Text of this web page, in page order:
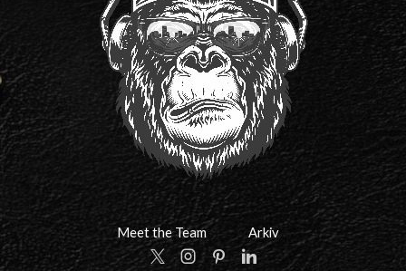
Meet the Team Arkiv
TwitterInstagram
PinterestLinkedin